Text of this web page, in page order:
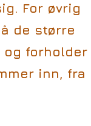
For øvrig
de større
og forholder
inn, fra